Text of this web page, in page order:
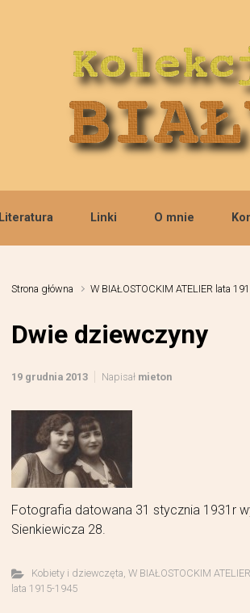
Literatura Linki O mnie
Strona główna W BIAŁOSTOCKIM ATELIER lata
Dwie dziewczyny
19 grudnia 2013 Napisał mieton
Fotografia datowana 31 stycznia 1931r
Sienkiewicza 28.
Kobiety i dziewczęta,W BIAŁOSTOCKIM ATELIER
lata 1915-1945